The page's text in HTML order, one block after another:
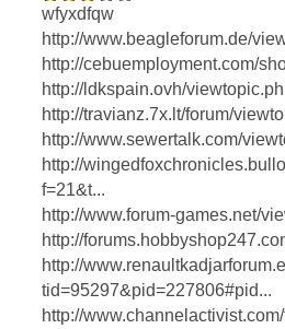
wfyxdfqw
http://www.beagleforum.de/
http://cebuemployment.com/
http://ldkspain.ovh/
http://travianz.7x.lt/forum/
http://www.sewertalk.com/
http://
f=21&t...
http://www.forum-games.net/
http://
http://
tid=95297&pid=227806#pid...
http://